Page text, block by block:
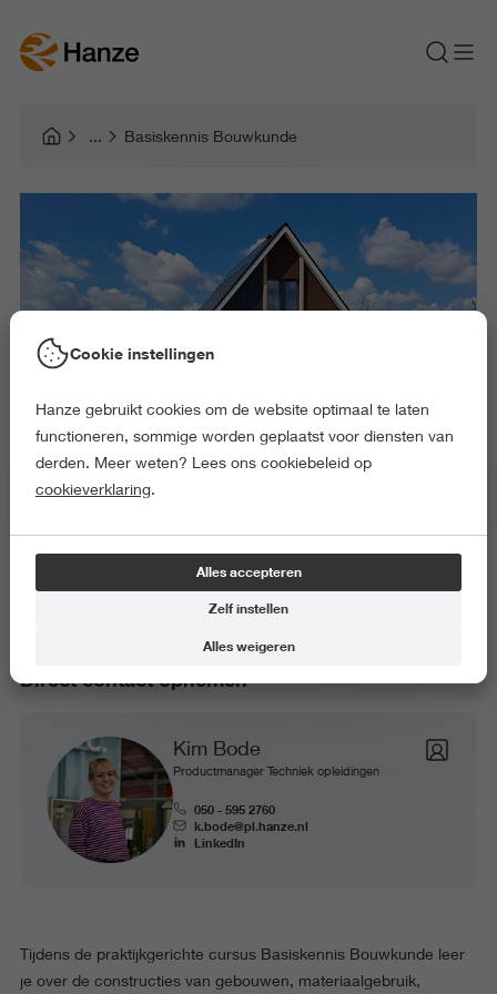
Basiskennis Bouwkunde
Basiskennis Bouwkunde
Direct contact opnemen
Kim Bode
Productmanager Techniek opleidingen
050 - 595 2760
k.bode@pl.hanze.nl
LinkedIn
Tijdens de praktijkgerichte cursus Basiskennis Bouwkunde leer
je over de constructies van gebouwen, materiaalgebruik,
Cookie instellingen
Hanze gebruikt cookies om de website optimaal te laten
functioneren, sommige worden geplaatst voor diensten van
derden. Meer weten? Lees ons cookiebeleid op
cookieverklaring.
Alles accepteren
Zelf instellen
Alles weigeren